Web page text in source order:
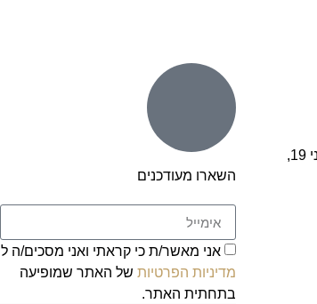
השארו מעודכנים
אני מאשר/ת כי קראתי ואני מסכים/ה ל
מדיניות הפרטיות של האתר שמופיעה
בתחתית האתר.